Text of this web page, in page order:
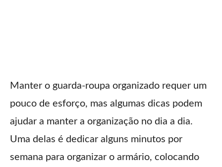
Manter o guarda-roupa organizado requer um
pouco de esforço, mas algumas dicas podem
ajudar a manter a organização no dia a dia.
Uma delas é dedicar alguns minutos por
semana para organizar o armário, colocando